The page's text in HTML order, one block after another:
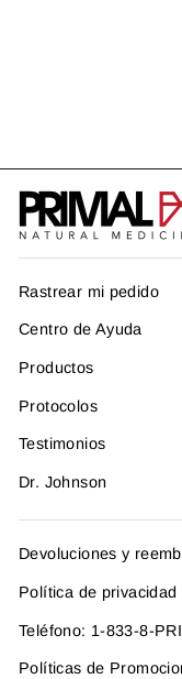
Rastrear mi pedido
Centro de Ayuda
Productos
Protocolos
Testimonios
Dr. Johnson
Devoluciones y
Política de privacidad
Teléfono: 1-833-8-
Políticas de